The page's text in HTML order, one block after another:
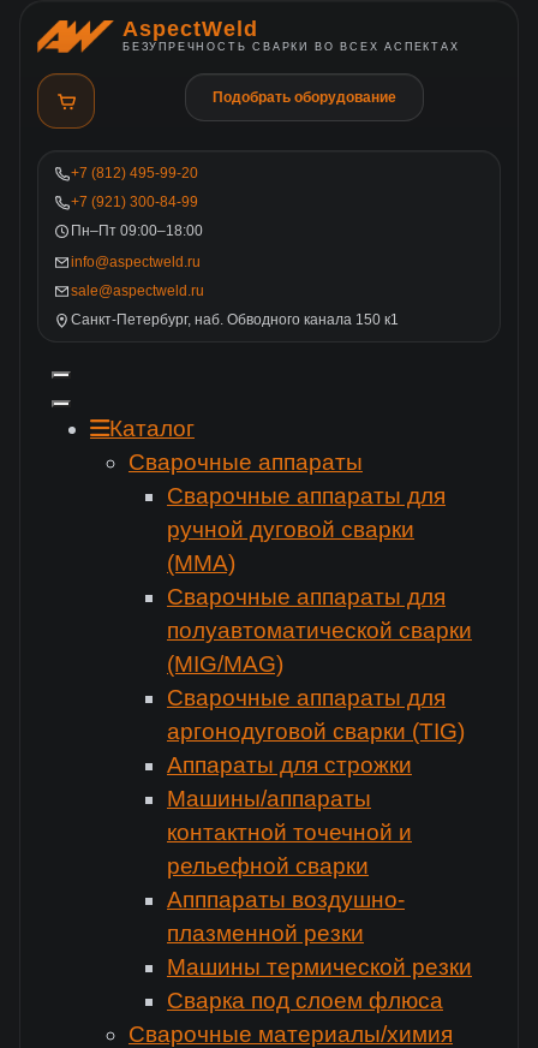
AspectWeld
БЕЗУПРЕЧНОСТЬ СВАРКИ ВО ВСЕХ АСПЕКТАХ
+7 (812) 495-99-20
+7 (921) 300-84-99
Пн–Пт 09:00–18:00
info@aspectweld.ru
sale@aspectweld.ru
Санкт-Петербург, наб. Обводного канала 150 к1
Подобрать оборудование
Каталог
Сварочные аппараты
Сварочные аппараты для
ручной дуговой сварки
(MMA)
Сварочные аппараты для
полуавтоматической сварки
(MIG/MAG)
Сварочные аппараты для
аргонодуговой сварки (TIG)
Аппараты для строжки
Машины/аппараты
контактной точечной и
рельефной сварки
Апппараты воздушно-
плазменной резки
Машины термической резки
Сварка под слоем флюса
Сварочные материалы/химия